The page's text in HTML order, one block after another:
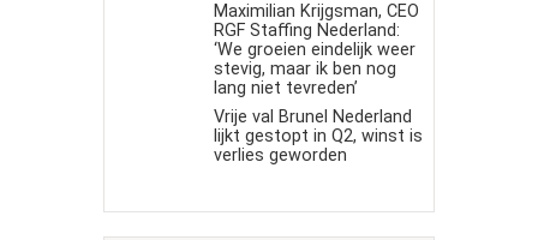
Maximilian Krijgsman, CEO
RGF Staffing Nederland:
‘We groeien eindelijk weer
stevig, maar ik ben nog
lang niet tevreden’
Vrije val Brunel Nederland
lijkt gestopt in Q2, winst is
verlies geworden